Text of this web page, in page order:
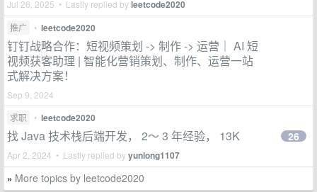
Jul 26, 2025 • Lastly replied byleetcode2020
推广 • leetcode2020
钉钉战略合作：短视频策划 -> 制作 -> 运营｜ AI 短
视频获客助理 | 智能化营销策划、制作、运营一站
式解决方案！
Sep 9, 2024
求职
• leetcode2020
找 Java 技术栈后端开发， 2～ 3 年经验， 13K
Apr 2, 2024 • Lastly replied byyunlong1107
26
» More topics by leetcode2020